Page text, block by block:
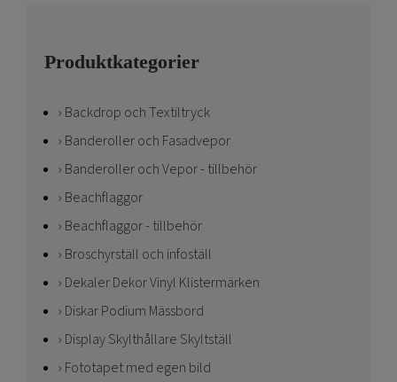
Produktkategorier
Backdrop och Textiltryck
Banderoller och Fasadvepor
Banderoller och Vepor - tillbehör
Beachflaggor
Beachflaggor - tillbehör
Broschyrställ och infoställ
Dekaler Dekor Vinyl Klistermärken
Diskar Podium Mässbord
Display Skylthållare Skyltställ
Fototapet med egen bild